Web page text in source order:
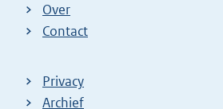
Over
Contact
Privacy
Archief